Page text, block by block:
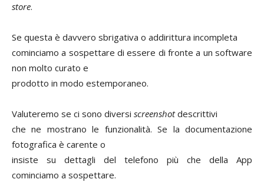
store.
Se questa è davvero sbrigativa o addirittura incompleta
cominciamo a sospettare di essere di fronte a un software
non molto curato e
prodotto in modo estemporaneo.
Valuteremo se ci sono diversi screenshotdescrittivi
che ne mostrano le funzionalità. Se la documentazione
fotografica è carente o
insiste su dettagli del telefono più che della App
cominciamo a sospettare.